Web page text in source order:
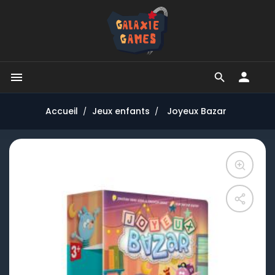


Accueil Jeux enfants Joyeux Bazar